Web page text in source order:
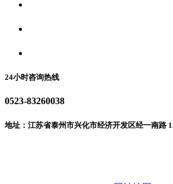
24小时咨询热线
0523-83260038
地址：江苏省泰州市兴化市经济开发区经一南路